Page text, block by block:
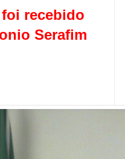
recebido
Serafim